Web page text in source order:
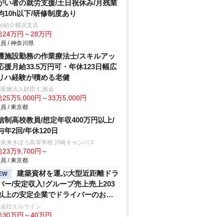
い者の就労支援/土日祝休み/月残業
10h以下/研修制度あり
紹介横浜支店
24万円～28万円
/ 神奈川県
施設勤務の作業療法士/スキルアッ
援月給33.5万円可・年休123日幅広
ハ経験が積める老健
療法人財団 仁医会
25万5,000円～33万5,000円
/ 東京都
制高校教員/想定年収400万円以上/
年2回/年休120日
来きぼう高等学校 川崎キャンパス
23万9,700円～
/ 東京都
建築資材を運ぶ大型近距離ドラ
ー/安定収入!グループ売上売上203
上の安定企業でドライバーのお仕
社エルライン
30万円～40万円